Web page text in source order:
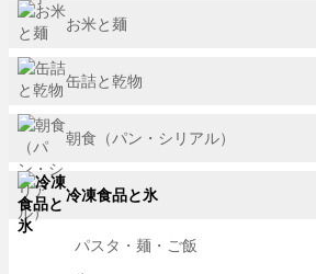
お米と麺
缶詰と乾物
朝食（パン・シリアル）
冷凍食品と氷
パスタ・麺・ご飯